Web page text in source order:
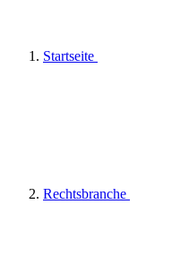
Startseite
Rechtsbranche